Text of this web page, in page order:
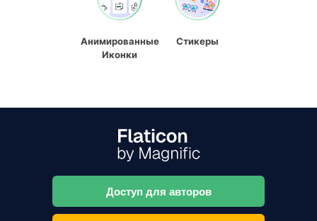
Анимированные
Иконки
Стикеры
Доступ для авторов